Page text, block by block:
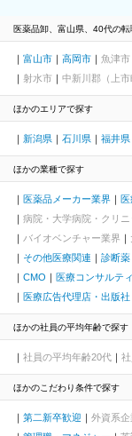
医薬品卸、富山県、40代の
富山市 高岡市 魚津市
射水市
中新川郡（上市
ほかのエリアで探す
新潟県 石川県 福井県
ほかの業種で探す
医薬品メーカー業界 医
病院・大学病院・クリニ
バイオベンチャー業界
その他医療関連
診断
CMO
医療コンサルテ
医療広告代理店・出版
ほかの社員の平均年齢で探す
社員の平均年齢20代
ほかのこだわり条件で探す
第二新卒歓迎 外資系企